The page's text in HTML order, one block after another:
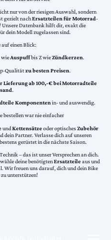
nur von der riesigen Auswahl, sondern
gezielt nachErsatzteilen für Motorrad-
Unsere Datenbank hilft dir, exakt die
dein Modell zugelassen sind.
auf einen Blick:
wieAuspuffbis Z wieZündkerzen.
Qualitätzu besten Preisen.
Lieferung ab 100,-€ bei Motorradteile
.
Komponentenin- und auswendig.
war nie einfacher
undKettensätzeoder optischesZubehör
dein Partner. Verlasse dich auf unseren
gerüstet in die nächste Saison.
– das ist unser Versprechen an dich.
deine benötigtenErsatzteileaus und
Wir freuen uns darauf, dich und dein Bike
unterstützen!